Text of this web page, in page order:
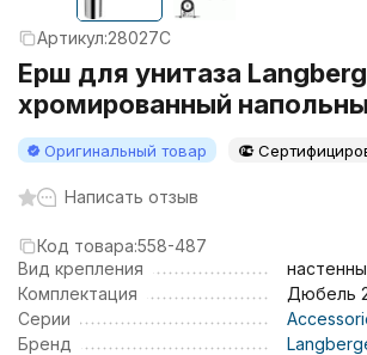
Артикул:28027C
Ерш для унитаза
хромированный
Оригинальный товар
Написать отзыв
Код товара:558-487
Вид крепления
Комплектация
Дюбель
Серии
Бренд